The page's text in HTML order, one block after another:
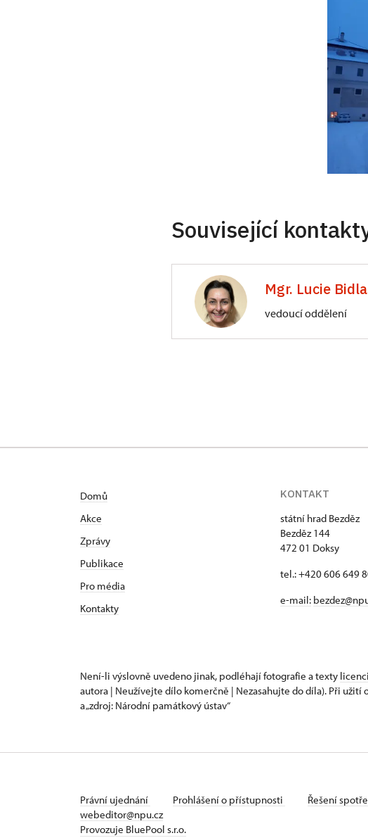
Související
Mgr. Lucie
vedoucí oddělení
Domů
Akce
Zprávy
Publikace
Pro média
Kontakty
KONTAKT
státní hrad Bezděz
Bezděz 144
472 01 Doksy
tel.: +420 606 649
e-mail:
Není-li výslovně uvedeno jinak, podléhají fotografie a texty
autora | Neužívejte dílo komerčně | Nezasahujte do díla). Při užití
a „zdroj: Národní památkový ústav“
Právní ujednání Prohlášení o přístupnosti Řešení
webeditor@npu.cz
Provozuje BluePool s.r.o.